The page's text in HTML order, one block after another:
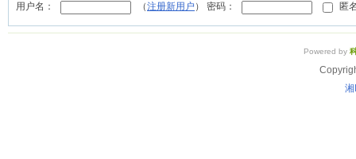
用户名： （注册新用户 ） 密码： 匿
Powered by